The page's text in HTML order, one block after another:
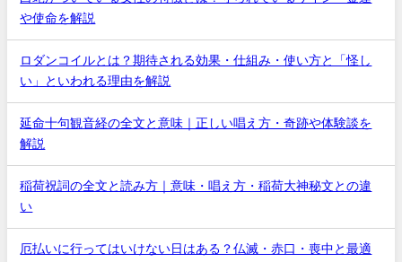
や使命を解説
ロダンコイルとは？期待される効果・仕組み・使い方と「怪し
い」といわれる理由を解説
延命十句観音経の全文と意味｜正しい唱え方・奇跡や体験談を
解説
稲荷祝詞の全文と読み方｜意味・唱え方・稲荷大神秘文との違
い
厄払いに行ってはいけない日はある？仏滅・赤口・喪中と最適